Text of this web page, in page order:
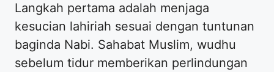
Langkah pertama adalah menjaga
kesucian lahiriah sesuai dengan tuntunan
baginda Nabi. Sahabat Muslim, wudhu
sebelum tidur memberikan perlindungan